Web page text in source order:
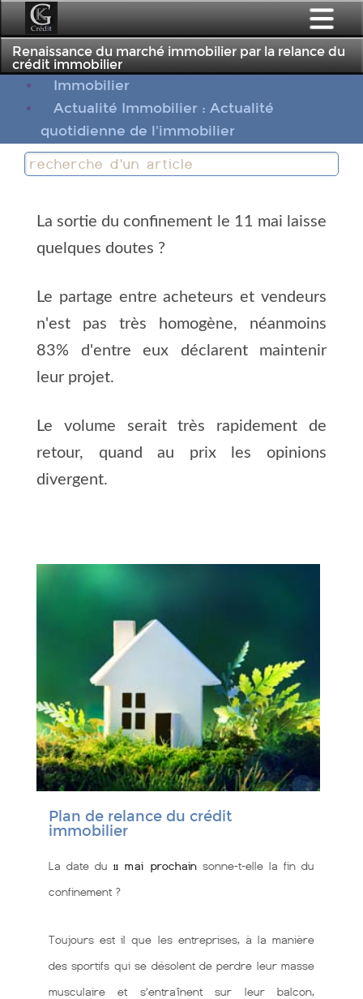
Renaissance du marché immobilier par la relance du
crédit immobilier
Immobilier
Actualité Immobilier : Actualité
quotidienne de l'immobilier
La sortie du confinement le 11 mai laisse
quelques doutes ?
Le partage entre acheteurs et vendeurs
n'est pas très homogène, néanmoins
83% d'entre eux déclarent maintenir
leur projet.
Le volume serait très rapidement de
retour, quand au prix les opinions
divergent.
Plan de relance du crédit
immobilier
La date du11 mai prochainsonne-t-elle la fin du
confinement ?
Toujours est il que les entreprises, à la manière
des sportifs qui se désolent de perdre leur masse
musculaire et s’entraînent sur leur balcon,
;